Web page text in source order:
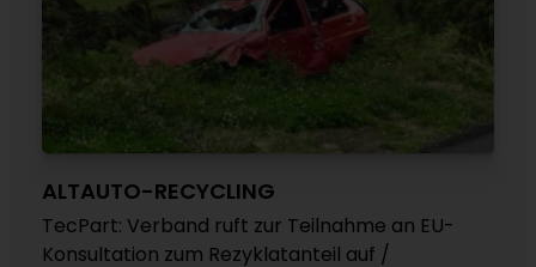
ALTAUTO-RECYCLING
TecPart: Verband ruft zur Teilnahme an EU-
Konsultation zum Rezyklatanteil auf /